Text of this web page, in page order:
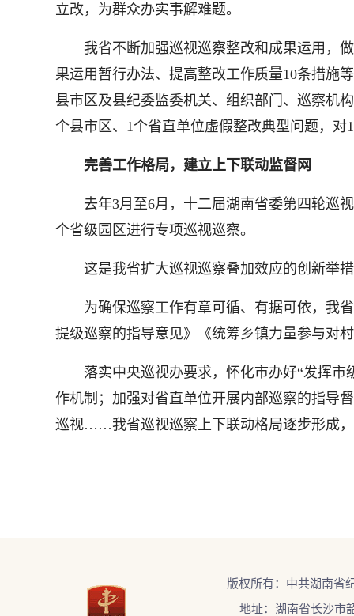
立改，为群众办实事解难题。
我省不断加强巡视巡察整改和成果运用，做
果运用暂行办法、提高整改工作质量10条措施
县市区及县纪委监委机关、组织部门、巡察机
个县市区、1个省直单位虚假整改典型问题，对
完善工作格局，建立上下联动监督网
去年3月至6月，十二届湖南省委第四轮巡视
个省级园区进行专项巡视巡察。
这是我省扩大巡视巡察叠加效应的创新举措
为确保巡察工作有章可循、有据可依，我省
提级巡察的指导意见》《统筹乡镇力量参与对
落实中央巡视办要求，怀化市办好“发挥市
作机制；加强对省直单位开展内部巡察的指导
巡视……我省巡视巡察上下联动格局逐步形成
版权所有：中共湖南省
地址：湖南省长沙市